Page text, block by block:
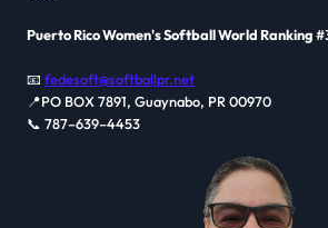
Puerto Rico Women's Softball World Ranking
📧 fedesoft@softballpr.net
📍PO BOX 7891, Guaynabo, PR 00970
📞 787–639–4453